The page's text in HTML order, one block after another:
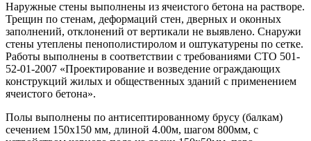
Наружные стены выполнены из ячеистого бетона на растворе.
Трещин по стенам, деформаций стен, дверных и оконных
заполнений, отклонений от вертикали не выявлено. Снаружи
стены утеплены пенополистиролом и оштукатурены по сетке.
Работы выполнены в соответствии с требованиями СТО 501-
52-01-2007 «Проектирование и возведение ограждающих
конструкций жилых и общественных зданий с применением
ячеистого бетона».
Полы выполнены по антисептированному брусу (балкам)
сечением 150х150 мм, длиной 4.00м, шагом 800мм, с